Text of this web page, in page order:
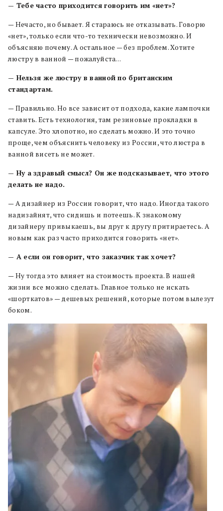
— Тебе часто приходится говорить им «нет»?
— Нечасто, но бывает. Я стараюсь не отказывать. Говорю
«нет», только если что-то технически невозможно. И
объясняю почему. А остальное — без проблем. Хотите
люстру в ванной — пожалуйста…
— Нельзя же люстру в ванной по британским
стандартам.
— Правильно. Но все зависит от подхода, какие лампочки
ставить. Есть технология, там резиновые прокладки в
капсуле. Это хлопотно, но сделать можно. И это точно
проще, чем объяснить человеку из России, что люстра в
ванной висеть не может.
— Ну а здравый смысл? Он же подсказывает, что этого
делать не надо.
— А дизайнер из России говорит, что надо. Иногда такого
надизайнят, что сидишь и потеешь. К знакомому
дизайнеру привыкаешь, вы друг к другу притираетесь. А
новым как раз часто приходится говорить «нет».
— А если он говорит, что заказчик так хочет?
— Ну тогда это влияет на стоимость проекта. В нашей
жизни все можно сделать. Главное только не искать
«шорткатов» — дешевых решений, которые потом вылезут
боком.